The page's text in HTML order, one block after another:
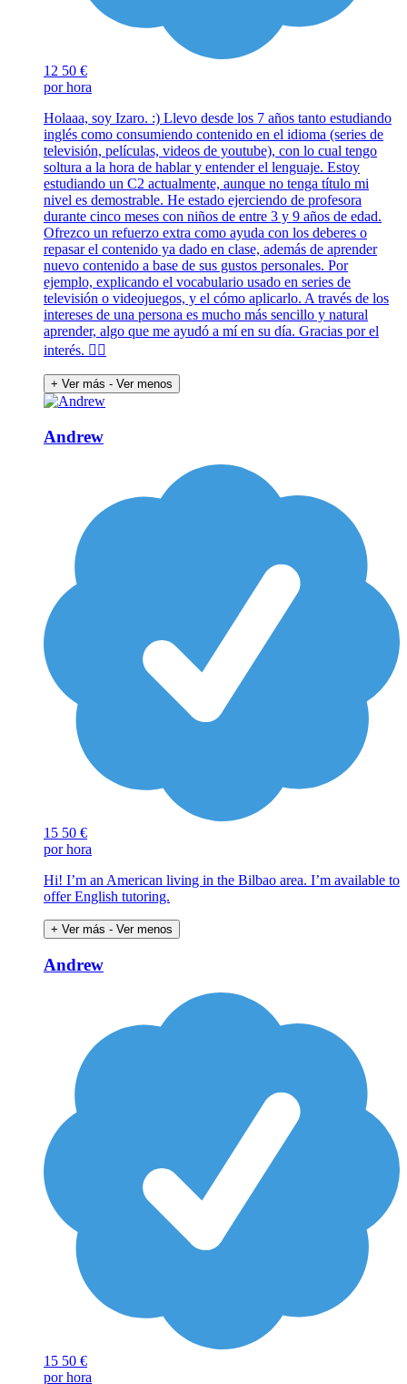
12 50 €
por hora
Holaaa, soy Izaro. :) Llevo desde los 7 años tanto estudiando
inglés como consumiendo contenido en el idioma (series de
televisión, películas, videos de youtube), con lo cual tengo
soltura a la hora de hablar y entender el lenguaje. Estoy
estudiando un C2 actualmente, aunque no tenga título mi
nivel es demostrable. He estado ejerciendo de profesora
durante cinco meses con niños de entre 3 y 9 años de edad.
Ofrezco un refuerzo extra como ayuda con los deberes o
repasar el contenido ya dado en clase, además de aprender
nuevo contenido a base de sus gustos personales. Por
ejemplo, explicando el vocabulario usado en series de
televisión o videojuegos, y el cómo aplicarlo. A través de los
intereses de una persona es mucho más sencillo y natural
aprender, algo que me ayudó a mí en su día. Gracias por el
interés. 🙂‍↕️
+ Ver más - Ver menos
Andrew
15 50 €
por hora
Hi! I’m an American living in the Bilbao area. I’m available to
offer English tutoring.
+ Ver más - Ver menos
Andrew
15 50 €
por hora